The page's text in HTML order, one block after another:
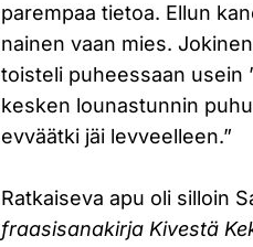
parempaa tietoa. Ellun
nainen vaan mies.
toisteli puheessaan usein
kesken lounastunnin
evväätki jäi levveelleen.”
Ratkaiseva apu oli silloin
fraasisanakirja Kivestä